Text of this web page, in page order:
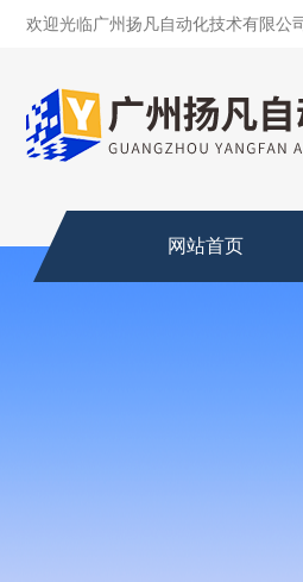
欢迎光临广州扬凡自动化技术有限公
网站首页